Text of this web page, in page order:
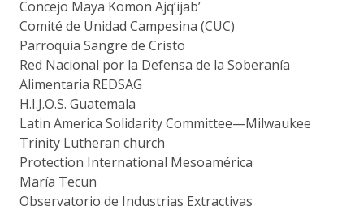
Concejo Maya Komon Ajq’ijab’
Comité de Unidad Campesina (CUC)
Parroquia Sangre de Cristo
Red Nacional por la Defensa de la Soberanía
Alimentaria REDSAG
H.I.J.O.S. Guatemala
Latin America Solidarity Committee—Milwaukee
Trinity Lutheran church
Protection International Mesoamérica
María Tecun
Observatorio de Industrias Extractivas